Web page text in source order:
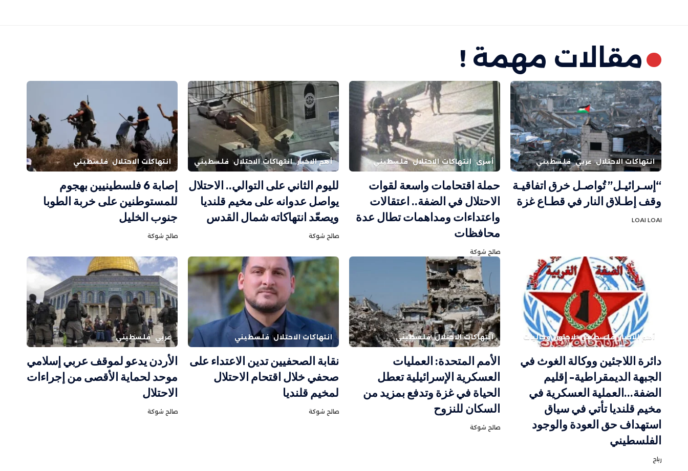
مقالات مهمة !
انتهاكات الاحتلال عربي فلسطيني
“إسـرائيـل” تُواصـل خرق اتفاقيـة
وقف إطـلاق النار في قطـاع غزة
LOAI LOAI
أسرى انتهاكات الاحتلال فلسطيني
حملة اقتحامات واسعة لقوات
الاحتلال في الضفة.. اعتقالات
واعتداءات ومداهمات تطال عدة
محافظات
صالح شوكة
أهم الاخبار انتهاكات الاحتلال فلسطيني
لليوم الثاني على التوالي.. الاحتلال
يواصل عدوانه على مخيم قلنديا
ويصعّد انتهاكاته شمال القدس
صالح شوكة
انتهاكات الاحتلال فلسطيني
إصابة 6 فلسطينيين بهجوم
للمستوطنين على خربة الطوبا
جنوب الخليل
صالح شوكة
أهم الاخبار فلسطيني لاجئون وجاليات
دائرة اللاجئين ووكالة الغوث في
الجبهة الديمقراطية- إقليم
الضفة…العملية العسكرية في
مخيم قلنديا تأتي في سياق
استهداف حق العودة والوجود
الفلسطيني
رباح
انتهاكات الاحتلال فلسطيني
الأمم المتحدة: العمليات
العسكرية الإسرائيلية تعطل
الحياة في غزة وتدفع بمزيد من
السكان للنزوح
صالح شوكة
انتهاكات الاحتلال فلسطيني
نقابة الصحفيين تدين الاعتداء على
صحفي خلال اقتحام الاحتلال
لمخيم قلنديا
صالح شوكة
عربي فلسطيني
الأردن يدعو لموقف عربي إسلامي
موحد لحماية الأقصى من إجراءات
الاحتلال
صالح شوكة